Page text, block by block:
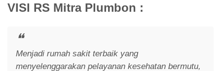
VISI RS Mitra Plumbon :
Menjadi rumah sakit terbaik yang
menyelenggarakan pelayanan kesehatan bermutu,